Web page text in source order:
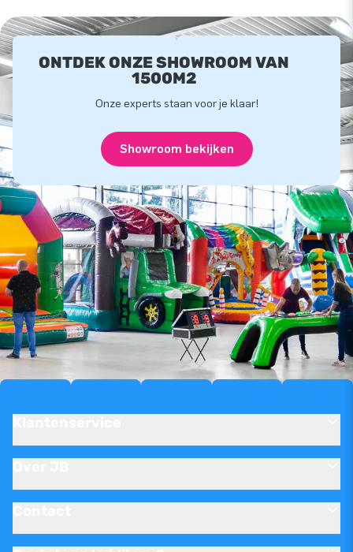
ONTDEK ONZE SHOWROOM VAN
1500M2
Onze experts staan voor je klaar!
Showroom bekijken